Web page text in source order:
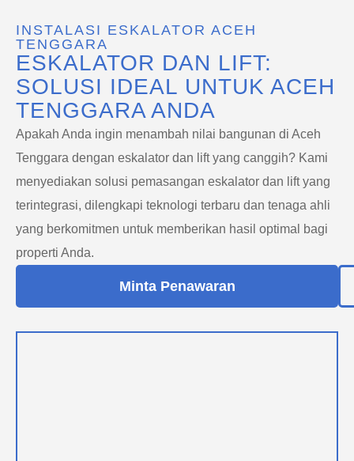
INSTALASI ESKALATOR ACEH
TENGGARA
ESKALATOR DAN LIFT:
SOLUSI IDEAL UNTUK ACEH
TENGGARA ANDA
Apakah Anda ingin menambah nilai bangunan di Aceh
Tenggara dengan eskalator dan lift yang canggih? Kami
menyediakan solusi pemasangan eskalator dan lift yang
terintegrasi, dilengkapi teknologi terbaru dan tenaga ahli
yang berkomitmen untuk memberikan hasil optimal bagi
properti Anda.
Minta Penawaran